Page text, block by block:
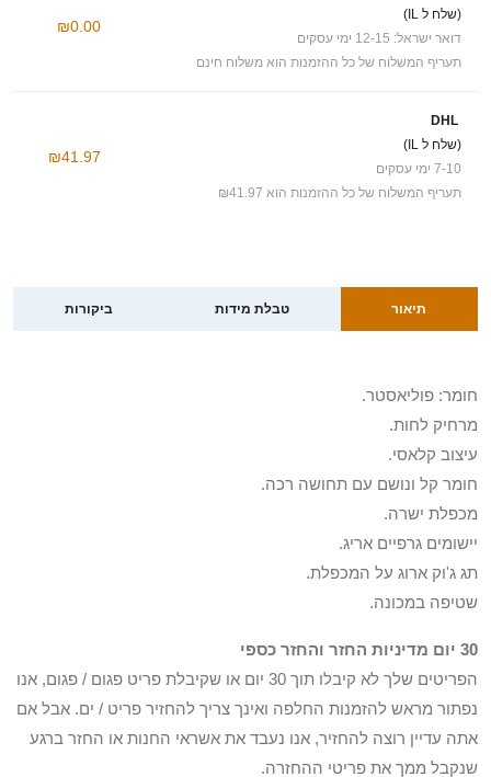
(שלח ל IL)
דואר ישראל: 12-15 ימי עסקים
תעריף המשלוח של כל ההזמנות הוא משלוח חינם
₪0.00
DHL
(שלח ל IL)
7-10 ימי עסקים
תעריף המשלוח של כל ההזמנות הוא ₪41.97
₪41.97
תיאור טבלת מידות ביקורות
חומר: פוליאסטר.
מרחיק לחות.
עיצוב קלאסי.
חומר קל ונושם עם תחושה רכה.
מכפלת ישרה.
יישומים גרפיים אריג.
תג ג'וק ארוג על המכפלת.
שטיפה במכונה.
30 יום מדיניות החזר והחזר כספי
הפריטים שלך לא קיבלו תוך 30 יום או שקיבלת פריט פגום / פגום, אנו
נפתור מראש להזמנות החלפה ואינך צריך להחזיר פריט / ים. אבל אם
אתה עדיין רוצה להחזיר, אנו נעבד את אשראי החנות או החזר ברגע
שנקבל ממך את פריטי ההחזרה.